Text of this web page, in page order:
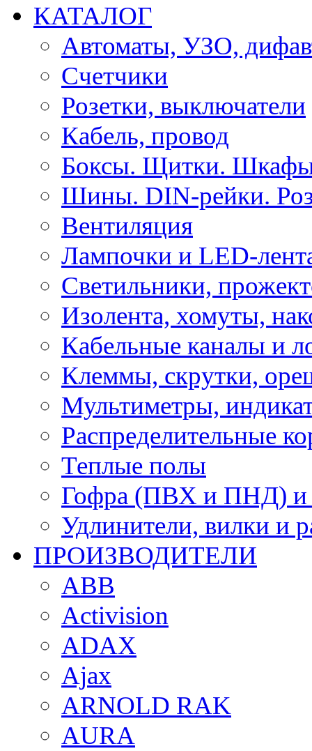
КАТАЛОГ
Автоматы, УЗО,
Счетчики
Розетки, выключатели
Кабель, провод
Боксы. Щитки.
Шины. DIN-рейки.
Вентиляция
Лампочки и LED-
Светильники,
Изолента, хомуты,
Кабельные каналы и
Клеммы, скрутки,
Мультиметры,
Распределительные
Теплые полы
Гофра (ПВХ и ПНД) и
Удлинители, вилки и
ПРОИЗВОДИТЕЛИ
ABB
Activision
ADAX
Ajax
ARNOLD RAK
AURA